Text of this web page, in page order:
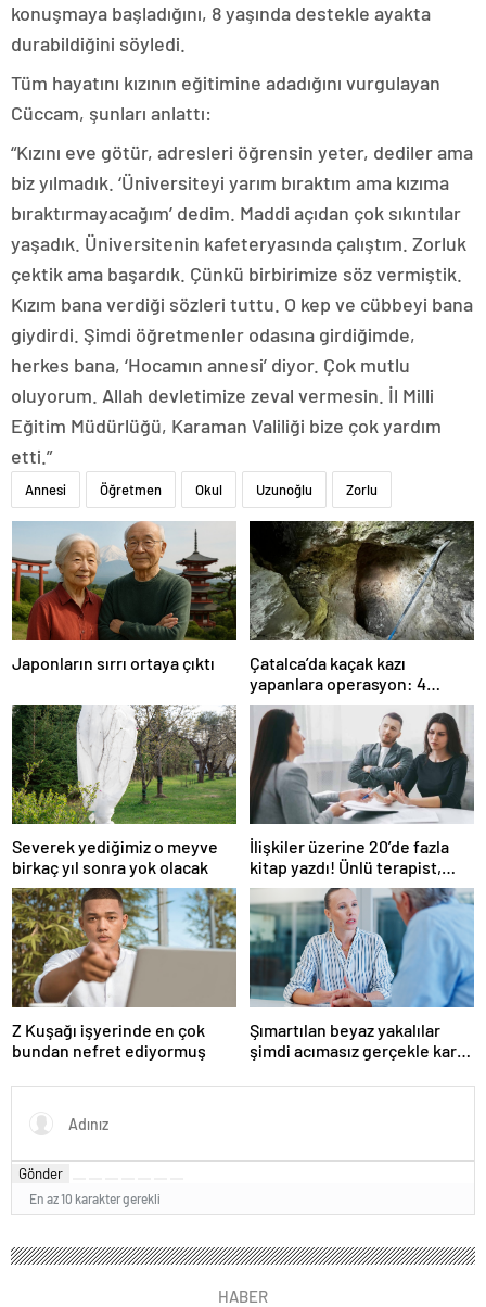
konuşmaya başladığını, 8 yaşında destekle ayakta
durabildiğini söyledi.
Tüm hayatını kızının eğitimine adadığını vurgulayan
Cüccam, şunları anlattı:
“Kızını eve götür, adresleri öğrensin yeter, dediler ama
biz yılmadık. ‘Üniversiteyi yarım bıraktım ama kızıma
bıraktırmayacağım’ dedim. Maddi açıdan çok sıkıntılar
yaşadık. Üniversitenin kafeteryasında çalıştım. Zorluk
çektik ama başardık. Çünkü birbirimize söz vermiştik.
Kızım bana verdiği sözleri tuttu. O kep ve cübbeyi bana
giydirdi. Şimdi öğretmenler odasına girdiğimde,
herkes bana, ‘Hocamın annesi’ diyor. Çok mutlu
oluyorum. Allah devletimize zeval vermesin. İl Milli
Eğitim Müdürlüğü, Karaman Valiliği bize çok yardım
etti.”
Annesi Öğretmen Okul Uzunoğlu Zorlu
Japonların sırrı ortaya çıktı
Çatalca’da kaçak kazı
yapanlara operasyon: 4
gözaltı
Severek yediğimiz o meyve
birkaç yıl sonra yok olacak
İlişkiler üzerine 20’de fazla
kitap yazdı! Ünlü terapist,
boşanmaların gerçek
suçlularını açıklıyor
Z Kuşağı işyerinde en çok
bundan nefret ediyormuş
Şımartılan beyaz yakalılar
şimdi acımasız gerçekle karşı
Gönder
En az 10 karakter gerekli
HABER